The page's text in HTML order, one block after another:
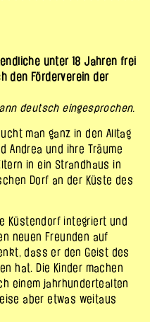
unter 18 Jahren frei
den Förderverein der
deutsch eingesprochen.
man ganz in den Alltag
Andrea und ihre Träume
in ein Strandhaus in
Dorf an der Küste des
Küstendorf integriert und
neuen Freunden auf
dass er den Geist des
hat. Die Kinder machen
einem jahrhundertealten
aber etwas weitaus